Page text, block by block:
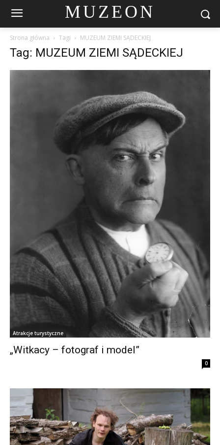
MUZEON
Strona główna Tagi MUZEUM ZIEMI SĄDECKIEJ
Tag: MUZEUM ZIEMI SĄDECKIEJ
Atrakcje turystyczne
„Witkacy – fotograf i model”
0